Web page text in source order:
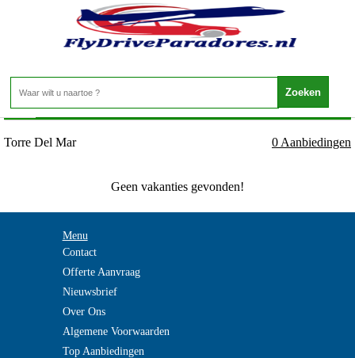
Spanje - ANDALUSIE - Torre Del Mar
Home>
Torre Del Mar 0 Aanbiedingen
Geen vakanties gevonden!
Menu
Contact
Offerte Aanvraag
Nieuwsbrief
Over Ons
Algemene Voorwaarden
Top Aanbiedingen